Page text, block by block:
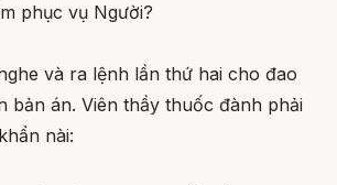
phục vụ Người?
và ra lệnh lần thứ hai cho đao
bản án. Viên thầy thuốc đành phải
nài: